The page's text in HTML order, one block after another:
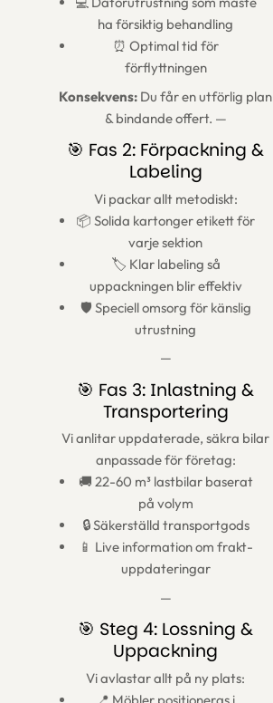
ha försiktig behandling
⏰ Optimal tid för
förflyttningen
Konsekvens: Du får en utförlig plan
& bindande offert. —
🎯 Fas 2: Förpackning &
Labeling
Vi packar allt metodiskt:
📦 Solida kartonger etikett för
varje sektion
🏷️ Klar labeling så
uppackningen blir effektiv
🛡️ Speciell omsorg för känslig
utrustning
—
🎯 Fas 3: Inlastning &
Transportering
Vi anlitar uppdaterade, säkra bilar
anpassade för företag:
🚚 22-60 m³ lastbilar baserat
på volym
🔒 Säkerställd transportgods
📱 Live information om frakt-
uppdateringar
—
🎯 Steg 4: Lossning &
Uppackning
Vi avlastar allt på ny plats: